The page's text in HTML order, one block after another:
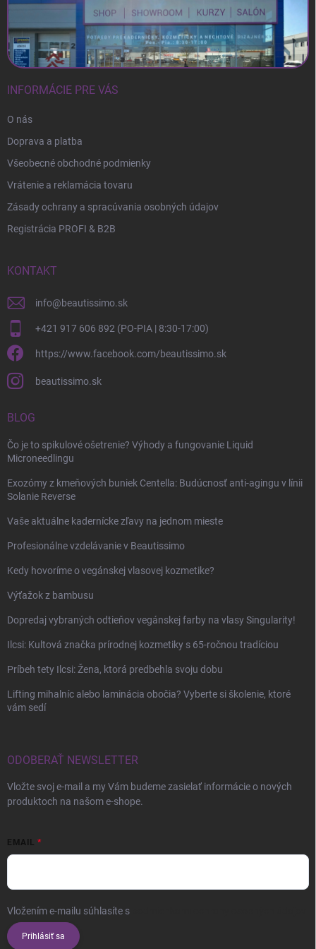
INFORMÁCIE PRE VÁS
O nás
Doprava a platba
Všeobecné obchodné podmienky
Vrátenie a reklamácia tovaru
Zásady ochrany a spracúvania osobných údajov
Registrácia PROFI & B2B
KONTAKT
info@beautissimo.sk
+421 917 606 892 (PO-PIA | 8:30-17:00)
https://www.facebook.com/beautissimo.sk
beautissimo.sk
BLOG
Čo je to spikulové ošetrenie? Výhody a fungovanie Liquid
Microneedlingu
Exozómy z kmeňových buniek Centella: Budúcnosť anti-agingu v línii
Solanie Reverse
Vaše aktuálne kadernícke zľavy na jednom mieste
Profesionálne vzdelávanie v Beautissimo
Kedy hovoríme o vegánskej vlasovej kozmetike?
Výťažok z bambusu
Dopredaj vybraných odtieňov vegánskej farby na vlasy Singularity!
Ilcsi: Kultová značka prírodnej kozmetiky s 65-ročnou tradíciou
Príbeh tety Ilcsi: Žena, ktorá predbehla svoju dobu
Lifting mihalníc alebo laminácia obočia? Vyberte si školenie, ktoré
vám sedí
ODOBERAŤ NEWSLETTER
Vložte svoj e-mail a my Vám budeme zasielať informácie o nových
produktoch na našom e-shope.
EMAIL
Vložením e-mailu súhlasíte s
Prihlásiť sa